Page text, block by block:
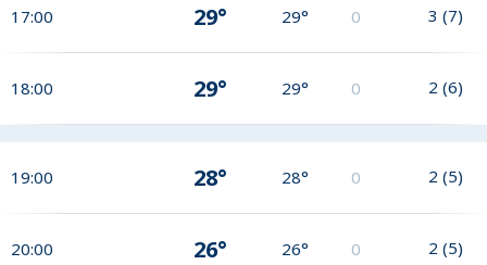
17:00 29° 29° 0 3 (7)
18:00 29° 29° 0 2 (6)
19:00 28° 28° 0 2 (5)
20:00 26° 26° 0 2 (5)